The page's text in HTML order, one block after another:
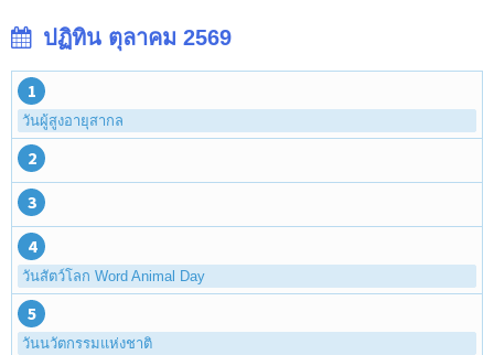
ปฏิทิน ตุลาคม 2569
1
วันผู้สูงอายุสากล
2
3
4
วันสัตว์โลก Word Animal Day
5
วันนวัตกรรมแห่งชาติ